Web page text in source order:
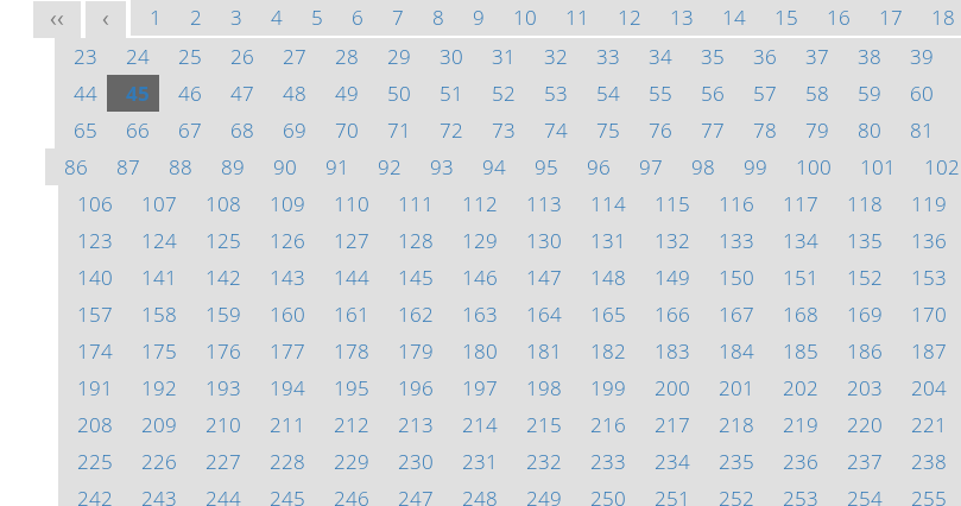
<< < 1 2 3 4 5 6 7 8 9 10 11 12 13 14 15 16 17 18
23
24 25 26 27 28 29 30 31 32 33 34 35 36 37 38 39
44
45 46 47 48 49 50 51 52 53 54 55 56 57 58 59 60
65
66 67 68 69 70 71 72 73 74 75 76 77 78 79 80 81
86
87 88 89 90 91 92 93 94 95 96 97 98 99 100 101 102
106
107 108 109 110 111 112 113 114 115 116 117 118 119
123
124 125 126 127 128 129 130 131 132 133 134 135 136
140
141 142 143 144 145 146 147 148 149 150 151 152 153
157
158 159 160 161 162 163 164 165 166 167 168 169 170
174
175 176 177 178 179 180 181 182 183 184 185 186 187
191
192 193 194 195 196 197 198 199 200 201 202 203 204
208
209 210 211 212 213 214 215 216 217 218 219 220 221
225
226 227 228 229 230 231 232 233 234 235 236 237 238
242
243 244 245 246 247 248 249 250 251 252 253 254 255